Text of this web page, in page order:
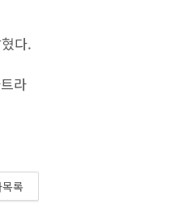
다.
라
록